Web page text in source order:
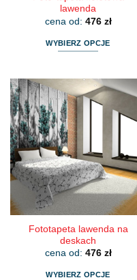
lawenda
cena od: 476 zł
WYBIERZ OPCJE
ma
wiele
wariantów.
wybrać
na
stronie
Fototapeta lawenda na
deskach
cena od: 476 zł
WYBIERZ OPCJE